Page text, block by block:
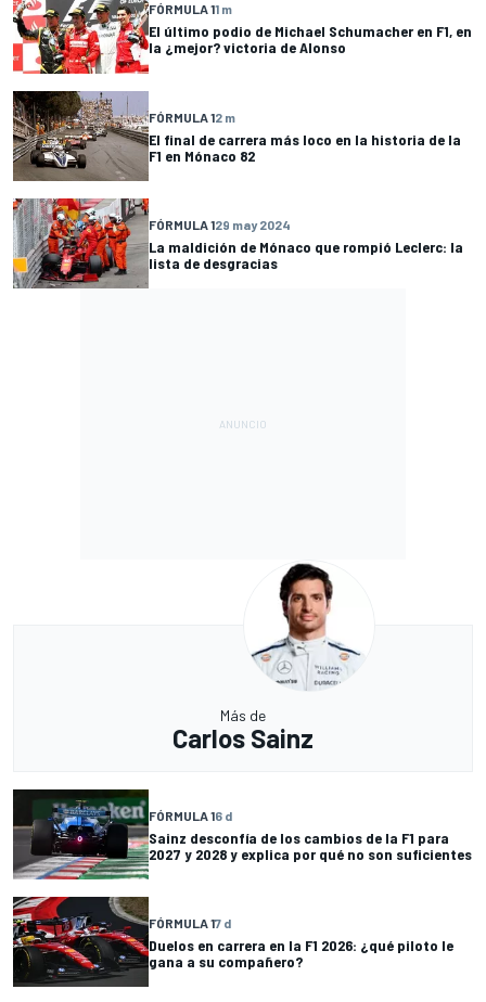
FÓRMULA 11 m
El último podio de Michael Schumacher en F1, en
la ¿mejor? victoria de Alonso
FÓRMULA 12 m
El final de carrera más loco en la historia de la
F1 en Mónaco 82
FÓRMULA 129 may 2024
La maldición de Mónaco que rompió Leclerc: la
lista de desgracias
Más de
Carlos Sainz
FÓRMULA 16 d
Sainz desconfía de los cambios de la F1 para
2027 y 2028 y explica por qué no son suficientes
FÓRMULA 17 d
Duelos en carrera en la F1 2026: ¿qué piloto le
gana a su compañero?